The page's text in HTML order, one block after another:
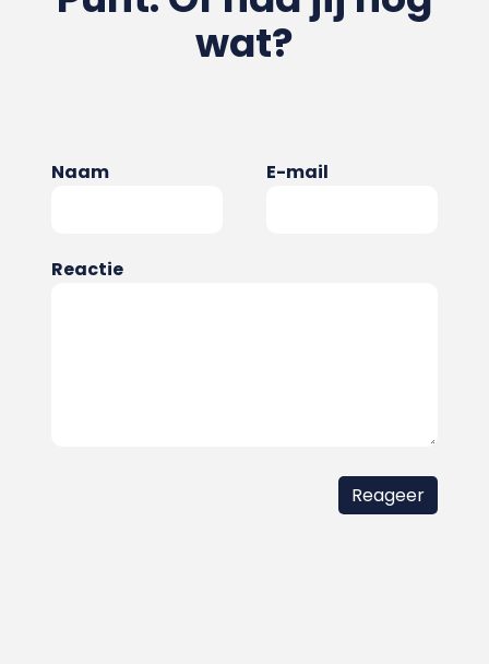
wat?
Naam E-mail
Reactie